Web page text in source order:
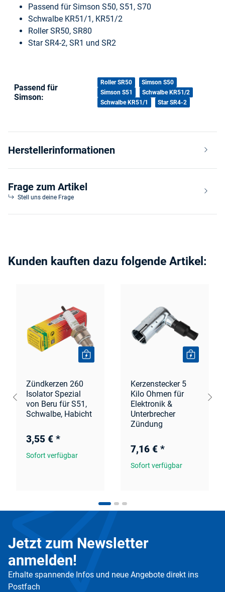
Passend für Simson S50, S51, S70
Schwalbe KR51/1, KR51/2
Roller SR50, SR80
Star SR4-2, SR1 und SR2
Produkteigenschaft
Wert
Passend für
Simson:
Roller SR50
Simson S50
Simson S51
Schwalbe KR51/2
Schwalbe KR51/1
Star SR4-2
Herstellerinformationen
Frage zum Artikel
Stell uns deine Frage
Kunden kauften dazu folgende Artikel:
Zündkerzen 260
Isolator Spezial
von Beru für S51,
Schwalbe, Habicht
3,55 € *
Sofort verfügbar
Kerzenstecker 5
Kilo Ohmen für
Elektronik &
Unterbrecher
Zündung
7,16 € *
Sofort verfügbar
Jetzt zum Newsletter
anmelden!
Erhalte spannende Infos und neue Angebote direkt ins
Postfach